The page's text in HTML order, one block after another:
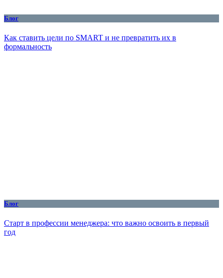
Блог
Как ставить цели по SMART и не превратить их в
формальность
Блог
Старт в профессии менеджера: что важно освоить в первый
год